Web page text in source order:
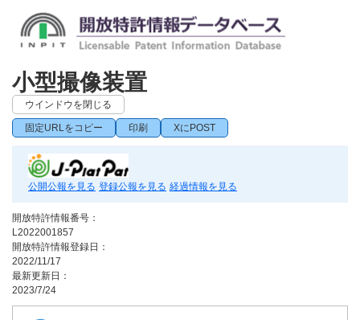
小型撮像装置
ウインドウを閉じる
固定URLをコピー 印刷 XにPOST
公開公報を見る 登録公報を見る 経過情報を見る
開放特許情報番号：
L2022001857
開放特許情報登録日：
2022/11/17
最新更新日：
2023/7/24